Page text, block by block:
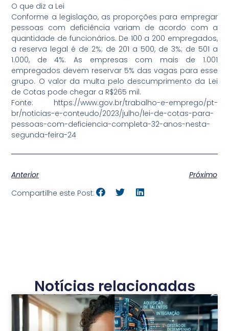
O que diz a Lei
Conforme a legislação, as proporções para empregar
pessoas com deficiência variam de acordo com a
quantidade de funcionários. De 100 a 200 empregados,
a reserva legal é de 2%; de 201 a 500, de 3%; de 501 a
1.000, de 4%. As empresas com mais de 1.001
empregados devem reservar 5% das vagas para esse
grupo. O valor da multa pelo descumprimento da Lei
de Cotas pode chegar a R$265 mil.
Fonte: https://www.gov.br/trabalho-e-emprego/pt-
br/noticias-e-conteudo/2023/julho/lei-de-cotas-para-
pessoas-com-deficiencia-completa-32-anos-nesta-
segunda-feira-24
Anterior
Próximo
Compartilhe este Post:
Notícias relacionadas